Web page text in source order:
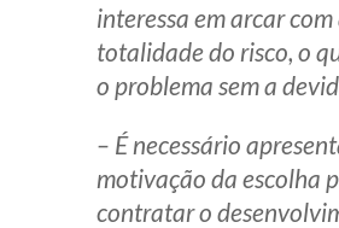
interessa em arcar com
totalidade do risco, o
o problema sem a
– É necessário
motivação da escolha
contratar o